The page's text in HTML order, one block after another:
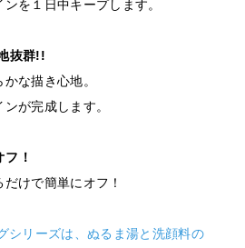
を１日中キープします。
抜群!!
な描き心地。
が完成します。
！
けで簡単にオフ！
シリーズは、ぬるま湯と洗顔料の